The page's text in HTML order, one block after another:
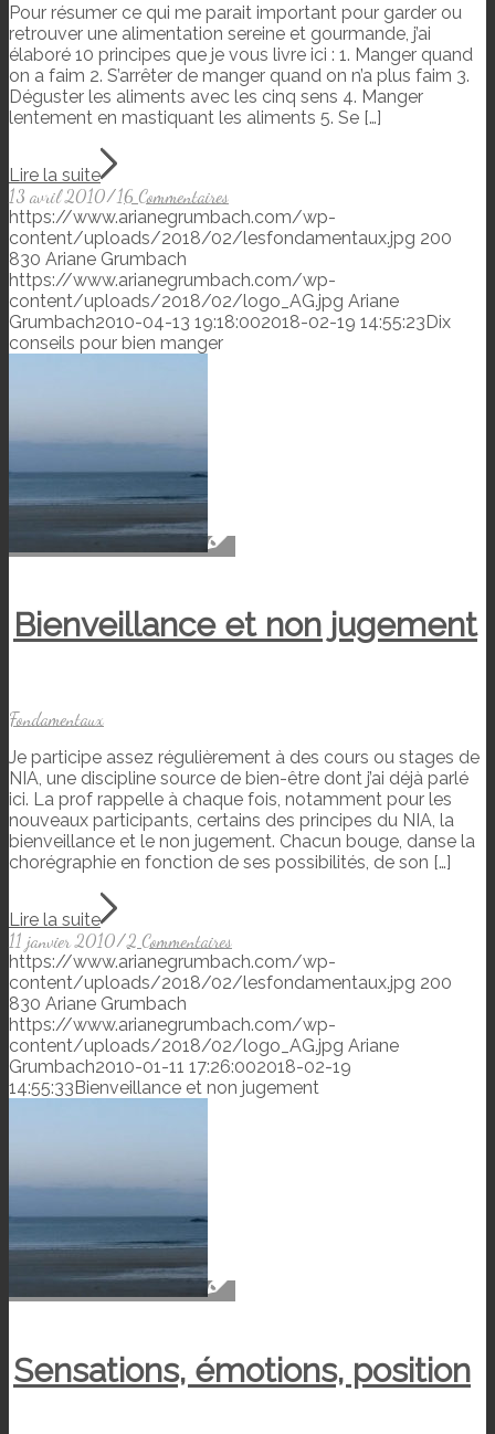
Pour résumer ce qui me parait important pour garder ou
retrouver une alimentation sereine et gourmande, j’ai
élaboré 10 principes que je vous livre ici : 1. Manger quand
on a faim 2. S’arrêter de manger quand on n’a plus faim 3.
Déguster les aliments avec les cinq sens 4. Manger
lentement en mastiquant les aliments 5. Se […]
Lire la suite
13 avril 2010/16 Commentaires
https://www.arianegrumbach.com/wp-
content/uploads/2018/02/lesfondamentaux.jpg 200
830 Ariane Grumbach
https://www.arianegrumbach.com/wp-
content/uploads/2018/02/logo_AG.jpg Ariane
Grumbach2010-04-13 19:18:002018-02-19 14:55:23Dix
conseils pour bien manger
Bienveillance et non jugement
Fondamentaux
Je participe assez régulièrement à des cours ou stages de
NIA, une discipline source de bien-être dont j’ai déjà parlé
ici. La prof rappelle à chaque fois, notamment pour les
nouveaux participants, certains des principes du NIA, la
bienveillance et le non jugement. Chacun bouge, danse la
chorégraphie en fonction de ses possibilités, de son […]
Lire la suite
11 janvier 2010/2 Commentaires
https://www.arianegrumbach.com/wp-
content/uploads/2018/02/lesfondamentaux.jpg 200
830 Ariane Grumbach
https://www.arianegrumbach.com/wp-
content/uploads/2018/02/logo_AG.jpg Ariane
Grumbach2010-01-11 17:26:002018-02-19
14:55:33 Bienveillance et non jugement
Sensations, émotions, position